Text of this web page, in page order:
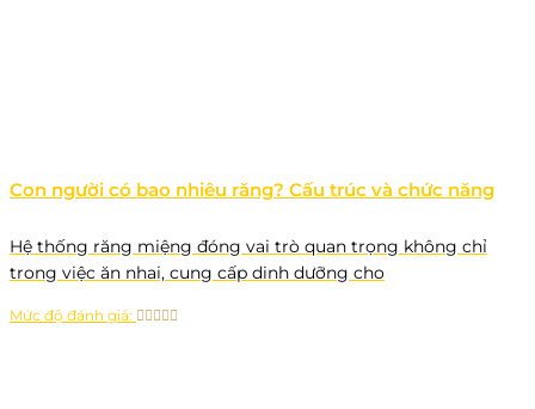
Con người có bao nhiêu răng? Cấu trúc và chức năng
Hệ thống răng miệng đóng vai trò quan trọng không chỉ
trong việc ăn nhai, cung cấp dinh dưỡng cho
Mức độ đánh giá: